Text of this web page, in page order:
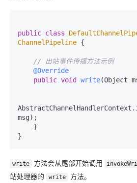
public class
ChannelPipeline {
// 出站事件传播方法示例
@Override
public void write(Object
msg);
write 方法会从尾部开始调用
站处理器的
write 方法。